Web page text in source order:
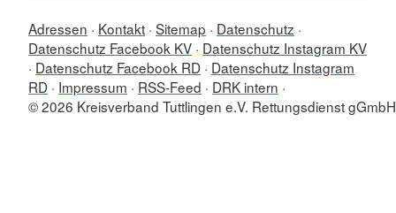
Adressen Kontakt Sitemap
Datenschutz
Datenschutz Facebook KV Datenschutz Instagram KV
Datenschutz Facebook RD Datenschutz Instagram
RD Impressum RSS-Feed
DRK intern
© 2026 Kreisverband Tuttlingen e.V. Rettungsdienst gGmbH